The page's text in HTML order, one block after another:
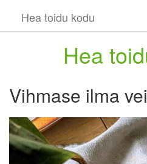
Hea
Hea toidu kodu
Vihmase ilma